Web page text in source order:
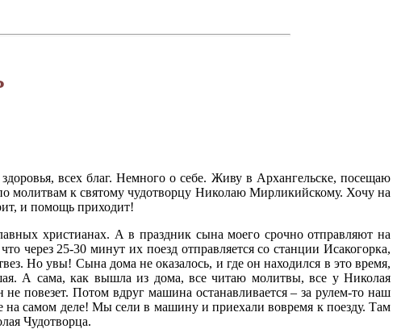
всех благ. Немного о себе. Живу в Архангельске, посещаю
молитвам к святому чудотворцу Николаю Мирликийскому. Хочу на
и помощь приходит!
христианах. А в праздник сына моего срочно отправляют на
через 25-30 минут их поезд отправляется со станции Исакогорка,
Но увы! Сына дома не оказалось, и где он находился в это время,
А сама, как вышла из дома, все читаю молитвы, все у Николая
повезет. Потом вдруг машина останавливается – за рулем-то наш
на самом деле! Мы сели в машину и приехали вовремя к поезду. Там
Чудотворца.